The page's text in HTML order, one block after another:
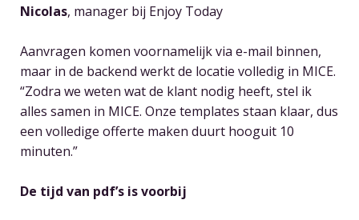
Nicolas, manager bij Enjoy Today
Aanvragen komen voornamelijk via e-mail binnen,
maar in de backend werkt de locatie volledig in MICE.
“Zodra we weten wat de klant nodig heeft, stel ik
alles samen in MICE. Onze templates staan klaar, dus
een volledige offerte maken duurt hooguit 10
minuten.”
De tijd van pdf’s is voorbij